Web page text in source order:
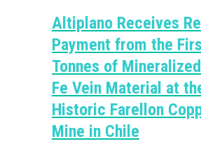
Altiplano Receives
Payment from the
Tonnes of
Fe Vein Material at
Historic Farellon
Mine in Chile